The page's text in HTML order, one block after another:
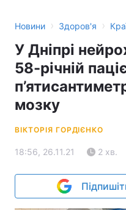
Новини › Здоров'я ›
У Дніпрі
58-річній
мозку
ВІКТОРІЯ ГОРДІЄНКО
18:56, 26.11.21 2 хв.